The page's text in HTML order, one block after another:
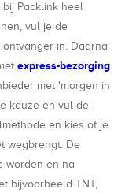
Packlink heel
vul je de
in. Daarna
express-bezorging
met 'morgen in
keuze en vul de
en kies of je
wegbrengt. De
worden en na
bijvoorbeeld TNT,